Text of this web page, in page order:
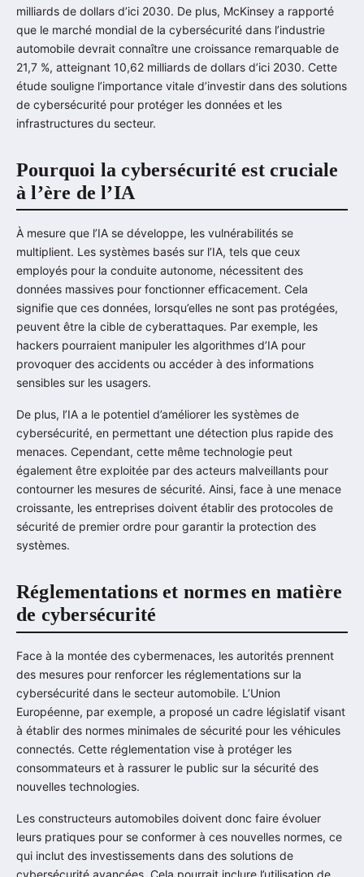
milliards de dollars d’ici 2030. De plus, McKinsey a rapporté
que le marché mondial de la cybersécurité dans l’industrie
automobile devrait connaître une croissance remarquable de
21,7 %, atteignant 10,62 milliards de dollars d’ici 2030. Cette
étude souligne l’importance vitale d’investir dans des solutions
de cybersécurité pour protéger les données et les
infrastructures du secteur.
Pourquoi la cybersécurité est cruciale
à l’ère de l’IA
À mesure que l’IA se développe, les vulnérabilités se
multiplient. Les systèmes basés sur l’IA, tels que ceux
employés pour la conduite autonome, nécessitent des
données massives pour fonctionner efficacement. Cela
signifie que ces données, lorsqu’elles ne sont pas protégées,
peuvent être la cible de cyberattaques. Par exemple, les
hackers pourraient manipuler les algorithmes d’IA pour
provoquer des accidents ou accéder à des informations
sensibles sur les usagers.
De plus, l’IA a le potentiel d’améliorer les systèmes de
cybersécurité, en permettant une détection plus rapide des
menaces. Cependant, cette même technologie peut
également être exploitée par des acteurs malveillants pour
contourner les mesures de sécurité. Ainsi, face à une menace
croissante, les entreprises doivent établir des protocoles de
sécurité de premier ordre pour garantir la protection des
systèmes.
Réglementations et normes en matière
de cybersécurité
Face à la montée des cybermenaces, les autorités prennent
des mesures pour renforcer les réglementations sur la
cybersécurité dans le secteur automobile. L’Union
Européenne, par exemple, a proposé un cadre législatif visant
à établir des normes minimales de sécurité pour les véhicules
connectés. Cette réglementation vise à protéger les
consommateurs et à rassurer le public sur la sécurité des
nouvelles technologies.
Les constructeurs automobiles doivent donc faire évoluer
leurs pratiques pour se conformer à ces nouvelles normes, ce
qui inclut des investissements dans des solutions de
cybersécurité avancées. Cela pourrait inclure l’utilisation de